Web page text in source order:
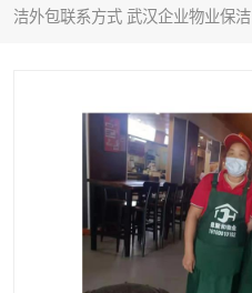
洁外包联系方式 武汉企业物业保洁